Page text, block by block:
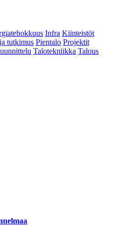
Infra Kiinteistöt
tutkimus Pientalo Projektit
Talotekniikka Talous